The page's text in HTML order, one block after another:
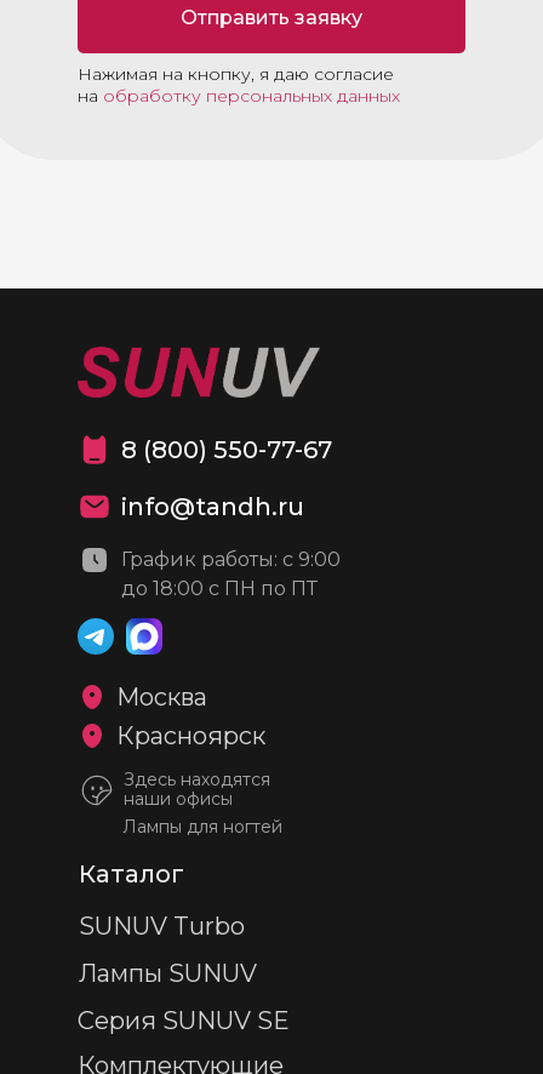
Отправить заявку
Нажимая на кнопку, я даю согласие
на обработку персональных данных
Красноярск
Москва
Здесь находятся
наши офисы
Лампы для ногтей
8 (800) 550-77-67
info@tandh.ru
График работы: с 9:00
до 18:00 с ПН по ПТ
Каталог
SUNUV Turbo
Лампы SUNUV
Серия SUNUV SE
Комплектующие